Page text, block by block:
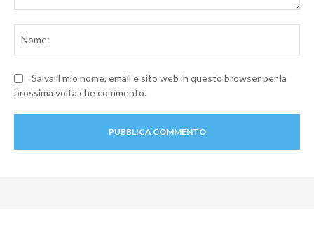
Salva il mio nome, email e sito web in questo browser per la
prossima volta che commento.